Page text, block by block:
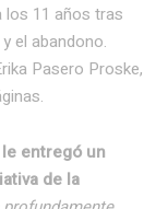
los 11 años tras
el abandono.
Pasero Proske,
entregó un
de la